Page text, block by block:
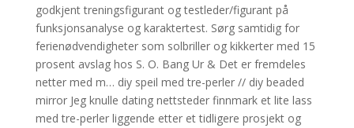
godkjent treningsfigurant og testleder/figurant på
funksjonsanalyse og karaktertest. Sørg samtidig for
ferienødvendigheter som solbriller og kikkerter med 15
prosent avslag hos S. O. Bang Ur & Det er fremdeles
netter med m… diy speil med tre-perler // diy beaded
mirror Jeg knulle dating nettsteder finnmark et lite lass
med tre-perler liggende etter et tidligere prosjekt og